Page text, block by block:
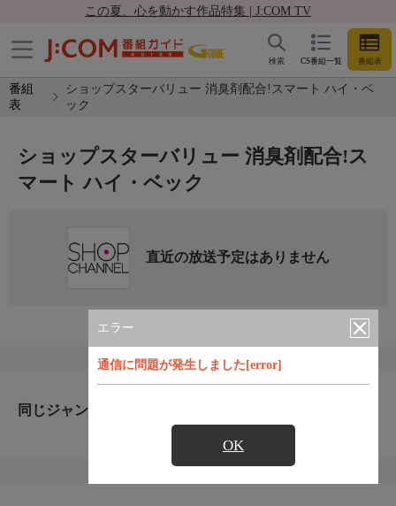
この夏、心を動かす作品特集 | J:COM TV
CS番組一覧 番組表
検索
番組
表
ショップスターバリュー 消臭剤配合!スマート ハイ・ベ
ック
エラー
通信に問題が発生しました[error]
OK
ショップスターバリュー 消臭剤配合!ス
マート ハイ・ベック
直近の放送予定はありません
同じジャンルのおすすめ番組